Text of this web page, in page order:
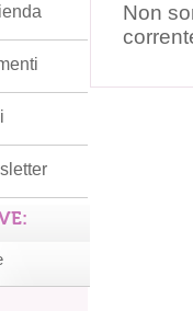
Non